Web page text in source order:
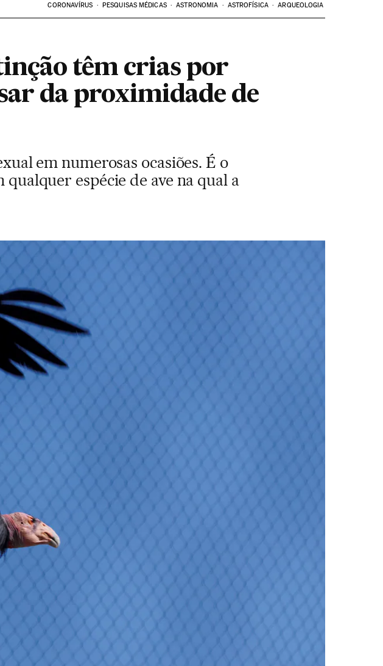
CORONAVÍRUS PESQUISAS MÉDICAS ASTRONOMIA ASTROFÍSICA ARQUEOLOGIA
têm crias por
da proximidade de
em numerosas ocasiões. É o
espécie de ave na qual a